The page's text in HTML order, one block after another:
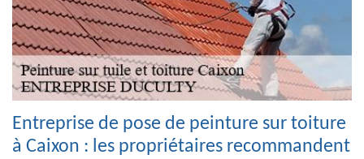
Entreprise de pose de peinture sur toiture
à Caixon : les propriétaires recommandent